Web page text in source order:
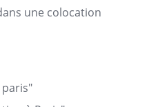
une colocation